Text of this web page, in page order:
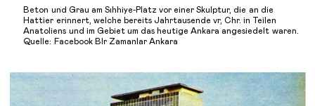
Beton und Grau am Sıhhiye-Platz vor einer Skulptur, die an die
Hattier erinnert, welche bereits Jahrtausende vr, Chr. in Teilen
Anatoliens und im Gebiet um das heutige Ankara angesiedelt waren.
Quelle: Facebook BIr Zamanlar Ankara